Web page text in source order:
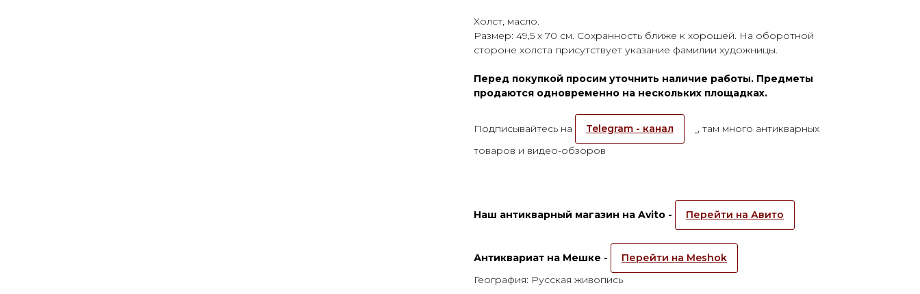
Холст, масло.
Размер: 49,5 х 70 см. Сохранность ближе к хорошей. На оборотной
стороне холста присутствует указание фамилии художницы.
Перед покупкой просим уточнить наличие работы. Предметы
продаются одновременно на нескольких площадках.
Подписывайтесь на Telegram - канал
, там много антикварных
товаров и видео-обзоров
Наш антикварный магазин на Avito - Перейти на Авито
Антиквариат на Мешке -
Перейти на Meshok
География: Русская живопись